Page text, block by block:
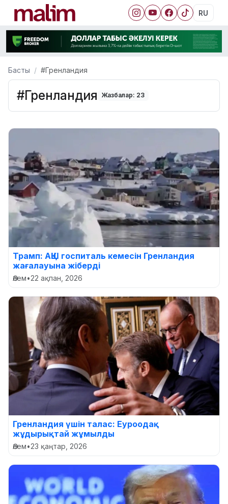
RU
Басты #Гренландия
#Гренландия Жазбалар: 23
Трамп: АҚШ госпиталь кемесін Гренландия
жағалауына жіберді
Әлем•22 ақпан, 2026
Гренландия үшін талас: Еуроодақ
жұдырықтай жұмылды
Әлем•23 қаңтар, 2026